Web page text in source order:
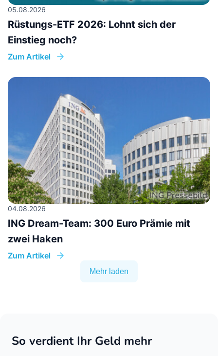
05.08.2026
Rüstungs-ETF 2026: Lohnt sich der
Einstieg noch?
Zum Artikel
04.08.2026
ING Dream-Team: 300 Euro Prämie mit
zwei Haken
Zum Artikel
Mehr laden
So verdient Ihr Geld mehr